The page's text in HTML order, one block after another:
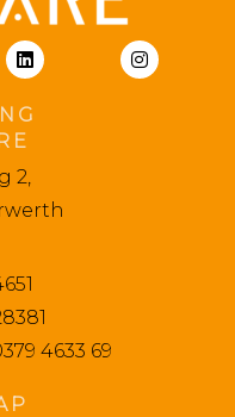
G
E
2,
4633 69
P